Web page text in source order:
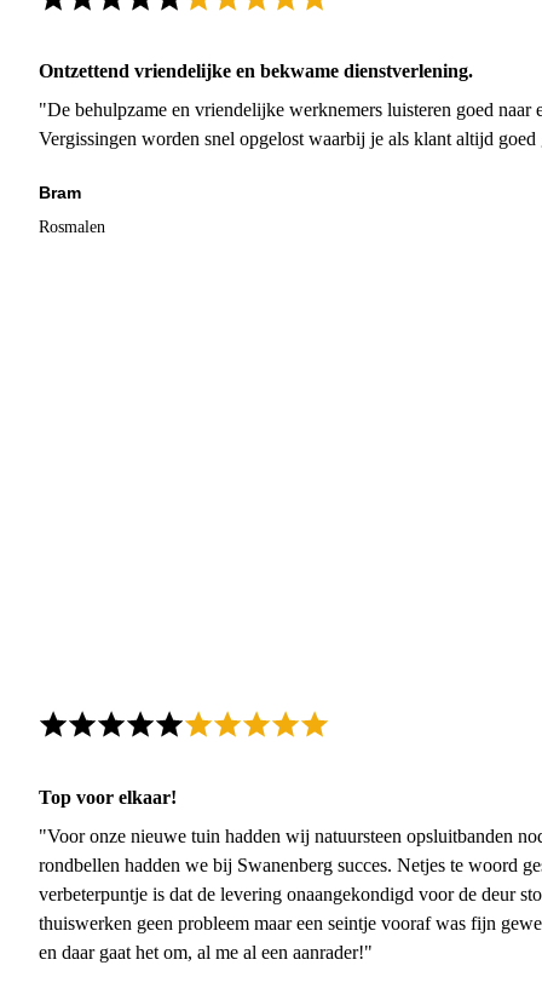
Ontzettend vriendelijke en bekwame dienstverlening.
"De behulpzame en vriendelijke werknemers luisteren goed naar
Vergissingen worden snel opgelost waarbij je als klant altijd
Bram
Rosmalen
Top voor elkaar!
"Voor onze nieuwe tuin hadden wij natuursteen opsluitbanden
rondbellen hadden we bij Swanenberg succes. Netjes te woord
verbeterpuntje is dat de levering onaangekondigd voor de deur
thuiswerken geen probleem maar een seintje vooraf was fijn
en daar gaat het om, al me al een aanrader!"